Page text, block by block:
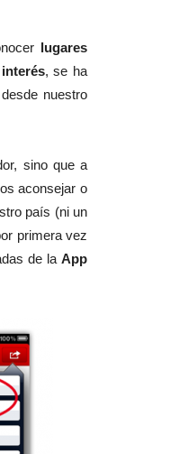
lugares
, se ha
nuestro
sino que a
aconsejar o
país (ni un
primera vez
de la App